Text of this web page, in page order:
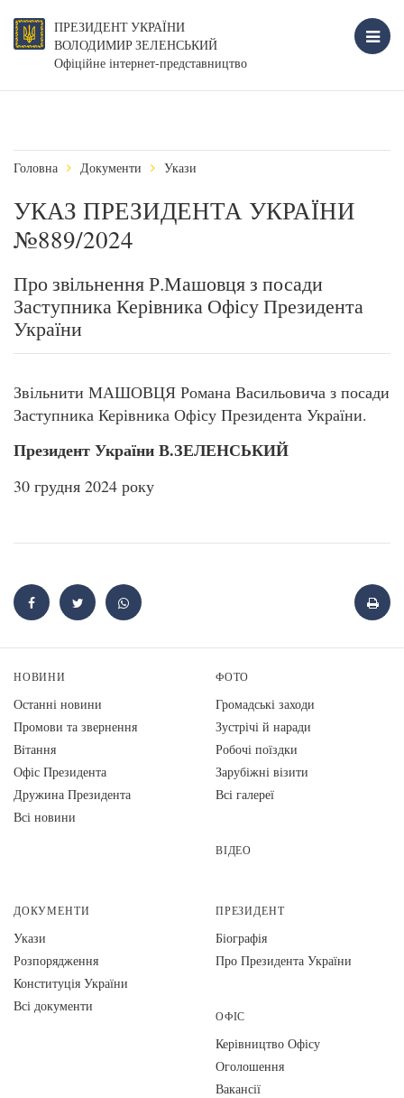
ПРЕЗИДЕНТ УКРАЇНИ
ВОЛОДИМИР ЗЕЛЕНСЬКИЙ
Офіційне інтернет-представництво
Головна Документи Укази
УКАЗ ПРЕЗИДЕНТА УКРАЇНИ
№889/2024
Про звільнення Р.Машовця з посади
Заступника Керівника Офісу Президента
України
Звільнити МАШОВЦЯ Романа Васильовича з посади
Заступника Керівника Офісу Президента України.
Президент України В.ЗЕЛЕНСЬКИЙ
30 грудня 2024 року
НОВИНИ
Останні новини
Промови та звернення
Вiтання
Офіс Президента
Дружина Президента
Всі новини
ФОТО
Громадські заходи
Зустрічі й наради
Робочі поїздки
Зарубіжні візити
Всі галереї
ВІДЕО
ДОКУМЕНТИ
Укази
Розпорядження
Конституція України
Всі документи
ПРЕЗИДЕНТ
Біографія
Про Президента України
ОФІС
Керівництво Офісу
Оголошення
Вакансії